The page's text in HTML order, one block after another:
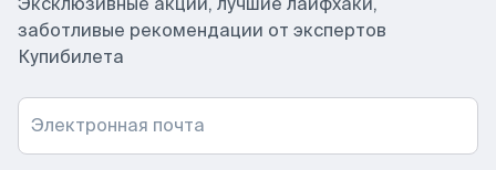
заботливые рекомендации от экспертов
Купибилета
Электронная почта